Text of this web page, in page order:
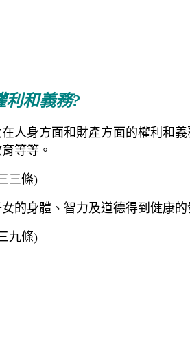
利和義務?
人身方面和財產方面的權利和
等等。
三條)
的身體、智力及道德得到健康的
九條)